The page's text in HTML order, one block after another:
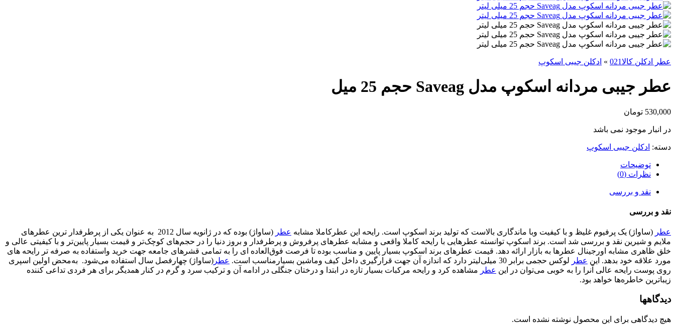
عطر ادکلن کالا021 » ادکلن جیبی اسکوپ
عطر جیبی مردانه اسکوپ مدل Saveag حجم 25 میل
530,000 تومان
در انبار موجود نمی باشد
دسته: ادکلن جیبی اسکوپ
توضیحات
نظرات (0)
نقد و بررسی
نقد و بررسی
عطر (ساواژ) یک پرفیوم غلیظ و با کیفیت وبا ماندگاری بالاست که تولید برند اسکوپ است. رایحه این عطرکاملا مشابه عطر
(ساواژ) بوده که در ژانویه سال 2012 به عنوان یکی از پرطرفدار ترین عطرهای
ملایم و شیرین نقد و بررسی شد است. برند اسکوپ توانسته عطرهایی با رایحه کاملا واقعی و مشابه عطرهای پرفروش و پرطرفدار و ‌بروز دنیا را در حجم‌های کوچک‌تر و قیمت بسیار پایین‌تر و با کیفیتی عالی و
خلق ظاهری مشابه اورجینال عطرها به بازار ارائه دهد. قیمت عطرهای برند اسکوپ بسیار پایین و مناسب بوده تا فرصت فوق‌العاده ای را به تمامی قشرهای جامعه جهت خرید واستفاده به صرفه تر رایحه های
مورد علاقه خود بدهد. این عطر لوکس حجمی برابر 30 میلی‌لیتر دارد که اندازه آن جهت قرارگیری داخل کیف وماشین بسیارمناسب است. عطر (ساواژ) چهارفصل سال استفاده می‌شود. به‌محض اولین اسپری
روی پوست رایحه عالی آنرا را به خوبی می‌توان در این عطر مشاهده کرد و رایحه مرکبات بسیار تازه در ابتدا و درختان جنگلی در ادامه آن و ترکیب سرد و گرم در کنار همدیگر برای هر فردی تداعی کننده
زیباترین خاطره‌ها خواهد بود.
دیدگاهها
هیچ دیدگاهی برای این محصول نوشته نشده است.